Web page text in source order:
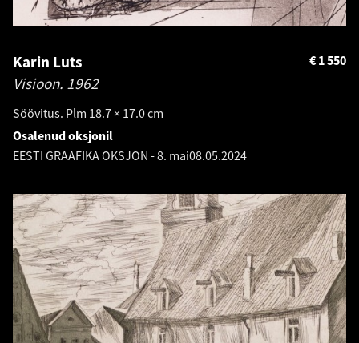
Karin Luts
Visioon. 1962
Söövitus. Plm 18.7 × 17.0 cm
1 550
€
Osalenud oksjonil
EESTI GRAAFIKA OKSJON - 8. mai08.05.2024